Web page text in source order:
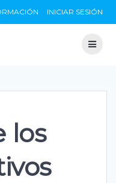
INICIAR SESIÓN
los